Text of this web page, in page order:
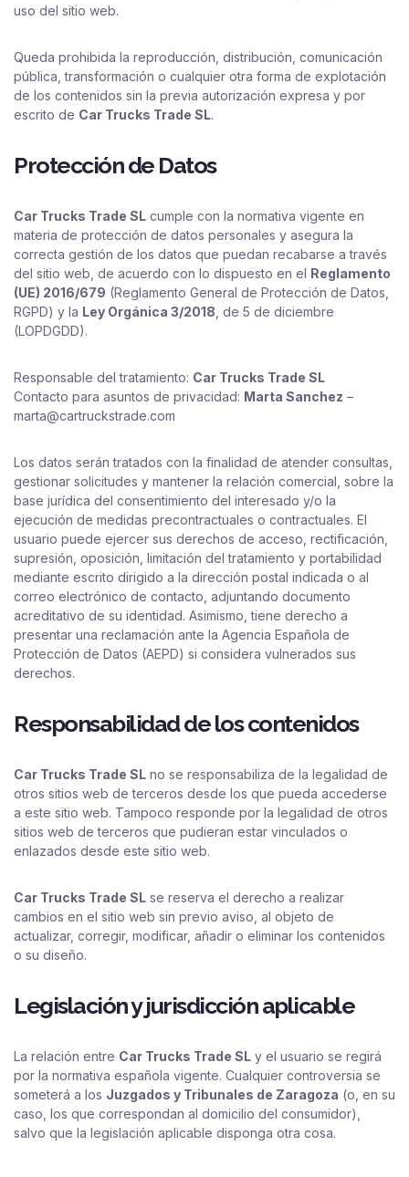
uso del sitio web.
Queda prohibida la reproducción, distribución, comunicación
pública, transformación o cualquier otra forma de explotación
de los contenidos sin la previa autorización expresa y por
escrito de Car Trucks Trade SL.
Protección de Datos
Car Trucks Trade SL cumple con la normativa vigente en
materia de protección de datos personales y asegura la
correcta gestión de los datos que puedan recabarse a través
del sitio web, de acuerdo con lo dispuesto en el Reglamento
(UE) 2016/679 (Reglamento General de Protección de Datos,
RGPD) y la Ley Orgánica 3/2018 , de 5 de diciembre
(LOPDGDD).
Responsable del tratamiento: Car Trucks Trade SL
Contacto para asuntos de privacidad: Marta Sanchez –
marta@cartruckstrade.com
Los datos serán tratados con la finalidad de atender consultas,
gestionar solicitudes y mantener la relación comercial, sobre la
base jurídica del consentimiento del interesado y/o la
ejecución de medidas precontractuales o contractuales. El
usuario puede ejercer sus derechos de acceso, rectificación,
supresión, oposición, limitación del tratamiento y portabilidad
mediante escrito dirigido a la dirección postal indicada o al
correo electrónico de contacto, adjuntando documento
acreditativo de su identidad. Asimismo, tiene derecho a
presentar una reclamación ante la Agencia Española de
Protección de Datos (AEPD) si considera vulnerados sus
derechos.
Responsabilidad de los contenidos
Car Trucks Trade SL no se responsabiliza de la legalidad de
otros sitios web de terceros desde los que pueda accederse
a este sitio web. Tampoco responde por la legalidad de otros
sitios web de terceros que pudieran estar vinculados o
enlazados desde este sitio web.
Car Trucks Trade SL se reserva el derecho a realizar
cambios en el sitio web sin previo aviso, al objeto de
actualizar, corregir, modificar, añadir o eliminar los contenidos
o su diseño.
Legislación y jurisdicción aplicable
La relación entre Car Trucks Trade SL y el usuario se regirá
por la normativa española vigente. Cualquier controversia se
someterá a los Juzgados y Tribunales de Zaragoza (o, en su
caso, los que correspondan al domicilio del consumidor),
salvo que la legislación aplicable disponga otra cosa.